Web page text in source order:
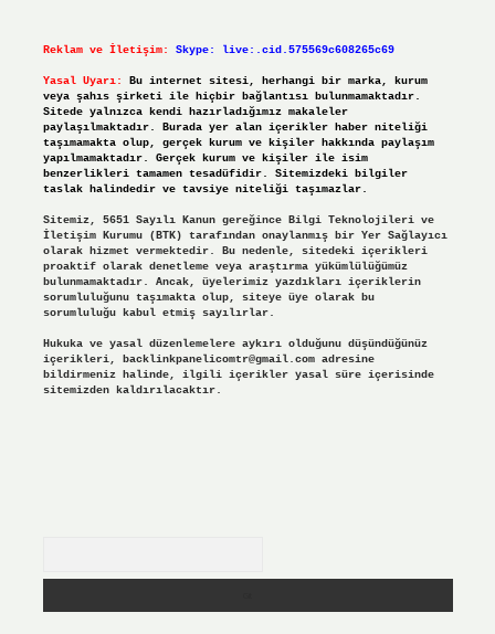
Reklam ve İletişim: Skype: live:.cid.575569c608265c69
Yasal Uyarı:
Bu internet sitesi, herhangi bir marka, kurum
veya şahıs şirketi ile hiçbir bağlantısı bulunmamaktadır.
Sitede yalnızca kendi hazırladığımız makaleler
paylaşılmaktadır. Burada yer alan içerikler haber niteliği
taşımamakta olup, gerçek kurum ve kişiler hakkında paylaşım
yapılmamaktadır. Gerçek kurum ve kişiler ile isim
benzerlikleri tamamen tesadüfidir. Sitemizdeki bilgiler
taslak halindedir ve tavsiye niteliği taşımazlar.
Sitemiz, 5651 Sayılı Kanun gereğince Bilgi Teknolojileri ve
İletişim Kurumu (BTK) tarafından onaylanmış bir Yer Sağlayıcı
olarak hizmet vermektedir. Bu nedenle, sitedeki içerikleri
proaktif olarak denetleme veya araştırma yükümlülüğümüz
bulunmamaktadır. Ancak, üyelerimiz yazdıkları içeriklerin
sorumluluğunu taşımakta olup, siteye üye olarak bu
sorumluluğu kabul etmiş sayılırlar.
Hukuka ve yasal düzenlemelere aykırı olduğunu düşündüğünüz
içerikleri, backlinkpanelicomtr@gmail.comadresine
bildirmeniz halinde, ilgili içerikler yasal süre içerisinde
sitemizden kaldırılacaktır.